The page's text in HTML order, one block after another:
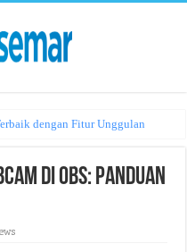
dengan Fitur Unggulan
di OBS: Panduan